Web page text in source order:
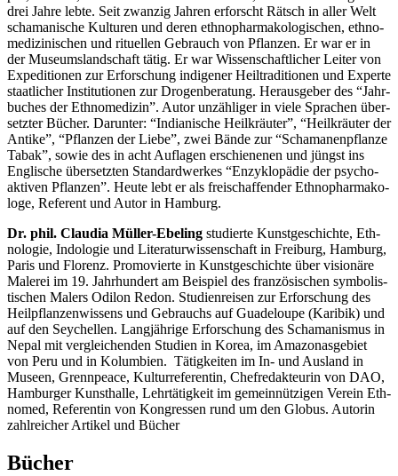
drei Jah­re leb­te. Seit zwan­zig Jah­ren erforscht Rätsch in aller Welt
scha­ma­ni­sche Kul­tu­ren und deren eth­no­phar­ma­ko­lo­gi­schen, eth­no­
me­di­zi­ni­schen und ritu­el­len Gebrauch von Pflan­zen. Er war er in
der Muse­ums­land­schaft tätig. Er war Wis­sen­schaft­li­cher Lei­ter von
Expe­di­tio­nen zur Erfor­schung indi­ge­ner Heil­tra­di­tio­nen und Exper­te
staat­li­cher Insti­tu­tio­nen zur Dro­gen­be­ra­tung. Her­aus­ge­ber des “Jahr­
bu­ches der Eth­no­me­di­zin”. Autor unzäh­li­ger in vie­le Spra­chen über­
setz­ter Bücher. Dar­un­ter: “India­ni­sche Heil­kräu­ter”, “Heil­kräu­ter der
Anti­ke”, “Pflan­zen der Lie­be”, zwei Bän­de zur “Scha­ma­nen­pflan­ze
Tabak”, sowie des in acht Auf­la­gen erschie­ne­nen und jüngst ins
Eng­li­sche über­setz­ten Stan­dard­wer­kes “Enzy­klo­pä­die der psy­cho­
ak­ti­ven Pflan­zen”. Heu­te lebt er als frei­schaf­fen­der Eth­no­phar­ma­ko­
lo­ge, Refe­rent und Autor in Hamburg.
Dr. phil. Clau­dia Mül­ler-Ebe­l­ing stu­dier­te Kunst­ge­schich­te, Eth­
no­lo­gie, Indo­lo­gie und Lite­ra­tur­wis­sen­schaft in Frei­burg, Ham­burg,
Paris und Flo­renz. Pro­mo­vier­te in Kunst­ge­schich­te über visio­nä­re
Male­rei im 19. Jahr­hun­dert am Bei­spiel des fran­zö­si­schen sym­bo­lis­
ti­schen Malers Odi­lon Redon. Stu­di­en­rei­sen zur Erfor­schung des
Heil­pflan­zen­wis­sens und Gebrauchs auf Gua­de­lou­pe (Kari­bik) und
auf den Sey­chel­len. Lang­jäh­ri­ge Erfor­schung des Scha­ma­nis­mus in
Nepal mit ver­glei­chen­den Stu­di­en in Korea, im Ama­zo­nas­ge­biet
von Peru und in Kolum­bi­en. Tätig­kei­ten im In- und Aus­land in
Muse­en, Grenn­peace, Kul­tur­re­fe­ren­tin, Chef­re­dak­teu­rin von DAO,
Ham­bur­ger Kunst­hal­le, Lehr­tä­tig­keit im gemein­nüt­zi­gen Ver­ein Eth­
no­med, Refe­ren­tin von Kon­gres­sen rund um den Glo­bus. Autorin
zahl­rei­cher Arti­kel und Bücher
Bücher